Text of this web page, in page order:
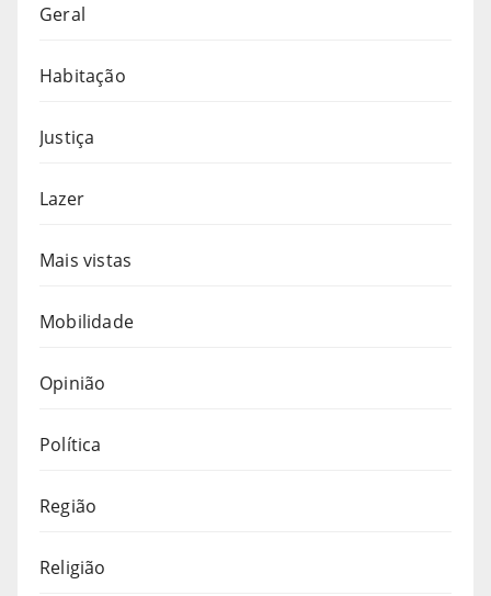
Geral
Habitação
Justiça
Lazer
Mais vistas
Mobilidade
Opinião
Política
Região
Religião